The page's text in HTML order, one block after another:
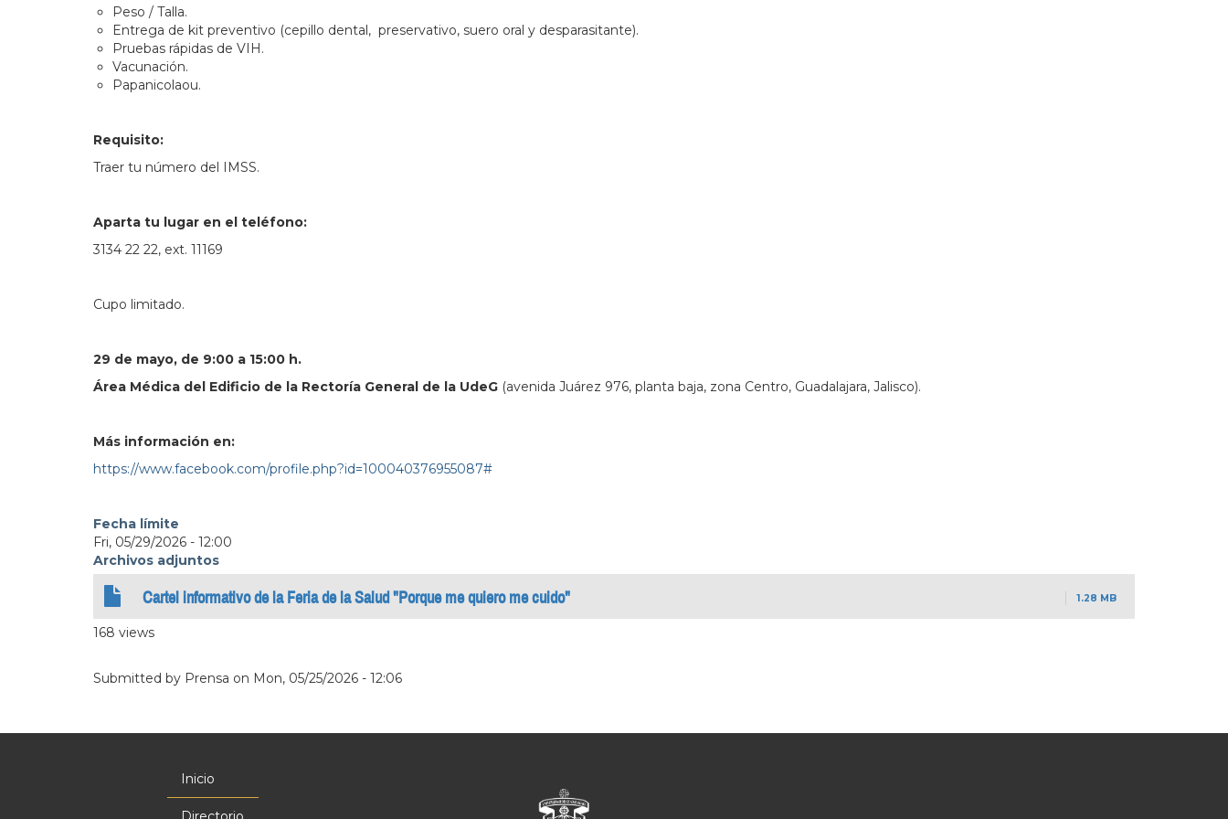
Peso / Talla.
Entrega de kit preventivo (cepillo dental, preservativo, suero oral y desparasitante).
Pruebas rápidas de VIH.
Vacunación.
Papanicolaou.
Requisito:
Traer tu número del IMSS.
Aparta tu lugar en el teléfono:
3134 22 22, ext. 11169
Cupo limitado.
29 de mayo, de 9:00 a 15:00 h.
Área Médica del Edificio de la Rectoría General de la UdeG (avenida Juárez 976, planta baja, zona Centro, Guadalajara, Jalisco).
Más información en:
https://www.facebook.com/profile.php?id=100040376955087#
Fecha límite
Fri, 05/29/2026 - 12:00
Archivos adjuntos
Cartel informativo de la Feria de la Salud "Porque me quiero me cuido" 1.28 MB
168 views
Submitted by Prensa on Mon, 05/25/2026 - 12:06
Inicio